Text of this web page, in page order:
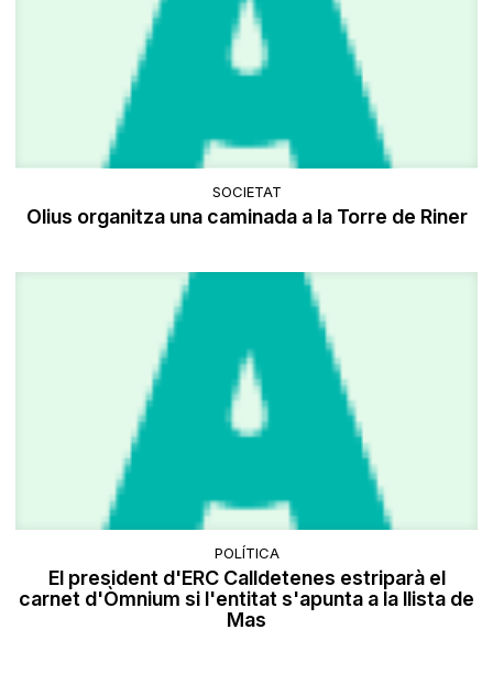
SOCIETAT
Olius organitza una caminada a la Torre de Riner
POLÍTICA
El president d'ERC Calldetenes estriparà el
carnet d'Òmnium si l'entitat s'apunta a la llista de
Mas